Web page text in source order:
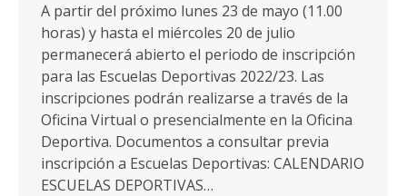
A partir del próximo lunes 23 de mayo (11.00
horas) y hasta el miércoles 20 de julio
permanecerá abierto el periodo de inscripción
para las Escuelas Deportivas 2022/23. Las
inscripciones podrán realizarse a través de la
Oficina Virtual o presencialmente en la Oficina
Deportiva. Documentos a consultar previa
inscripción a Escuelas Deportivas: CALENDARIO
ESCUELAS DEPORTIVAS…